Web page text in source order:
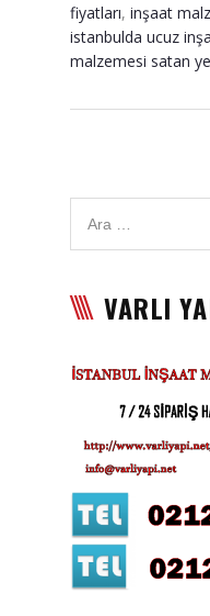
fiyatları, inşaat
istanbulda ucuz
malzemesi satan
VARLI